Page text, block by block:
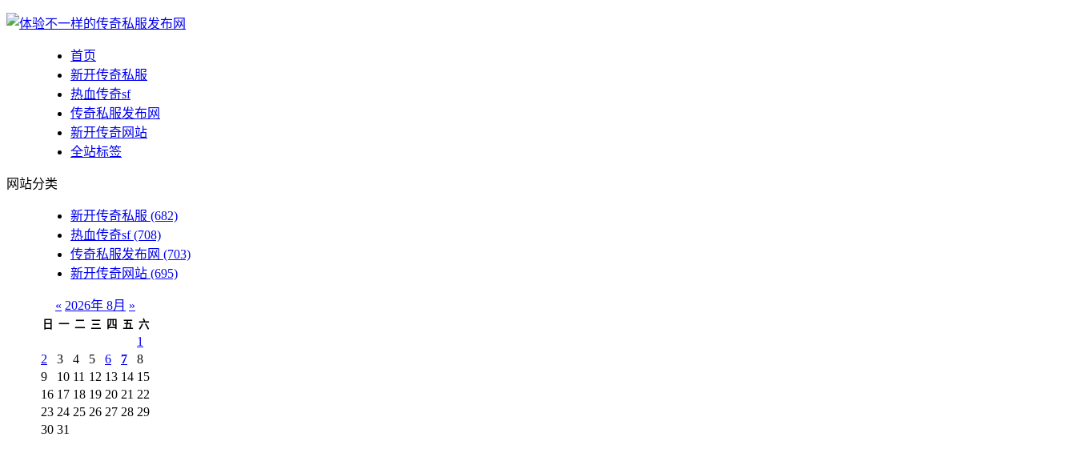
首页
新开传奇私服
热血传奇sf
传奇私服发布网
新开传奇网站
全站标签
网站分类
新开传奇私服 (682)
热血传奇sf(708)
传奇私服发布网 (703)
新开传奇网站 (695)
« 2026年 8月 »
日 一 二 三 四 五 六
1
2
3 4 5 6 7
8
9
10 11 12 13 14 15
16 17 18 19 20 21 22
23 24 25 26 27 28 29
30 31